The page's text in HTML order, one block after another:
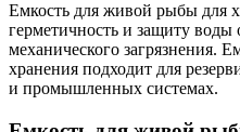
Емкость для живой рыбы для
герметичность и защиту воды
механического загрязнения.
хранения подходит для
и промышленных системах.